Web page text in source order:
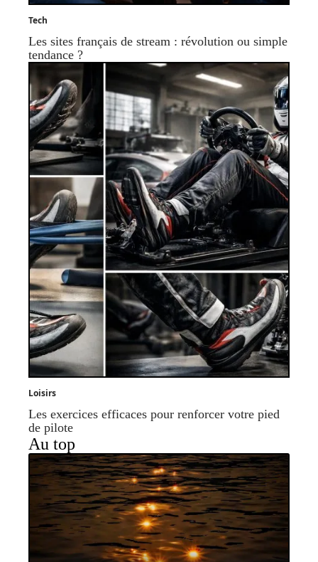
Tech
Les sites français de stream : révolution ou simple
tendance ?
Loisirs
Les exercices efficaces pour renforcer votre pied
de pilote
Au top